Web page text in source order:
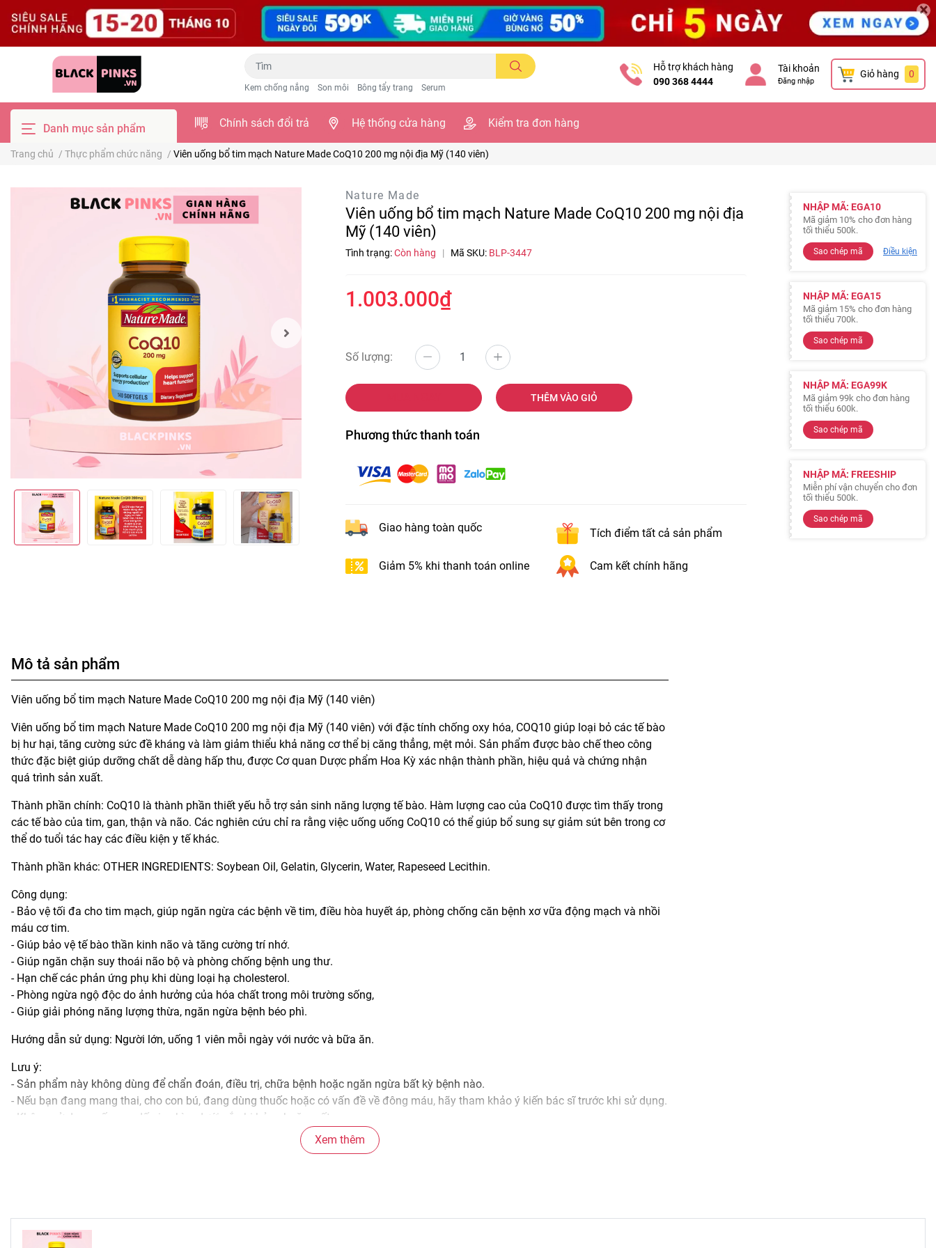
×
Kem chống nắng Son môi Bông tẩy trang Serum
Hỗ trợ khách hàng
090 368 4444
Tài khoản
Đăng nhập
Giỏ hàng 0
Danh mục sản phẩm Chính sách đổi trả Hệ thống cửa hàng Kiểm tra đơn hàng
Trang chủ / Thực phẩm chức năng / Viên uống bổ tim mạch Nature Made CoQ10 200 mg nội địa Mỹ (140 viên)
Nature Made
Viên uống bổ tim mạch Nature Made CoQ10 200 mg nội địa
Mỹ (140 viên)
Tình trạng:Còn hàng | Mã SKU: BLP-3447
1.003.000₫
Số lượng:
THÊM VÀO GIỎ
Phương thức thanh toán
Giao hàng toàn quốc Tích điểm tất cả sản phẩm
Giảm 5% khi thanh toán online Cam kết chính hãng
NHẬP MÃ: EGA10
Mã giảm 10% cho đơn hàng
tối thiểu 500k.
Sao chép mã Điều kiện
NHẬP MÃ: EGA15
Mã giảm 15% cho đơn hàng
tối thiểu 700k.
Sao chép mã
NHẬP MÃ: EGA99K
Mã giảm 99k cho đơn hàng
tối thiểu 600k.
Sao chép mã
NHẬP MÃ: FREESHIP
Miễn phí vận chuyển cho đơn
tối thiểu 500k.
Sao chép mã
Mô tả sản phẩm
Viên uống bổ tim mạch Nature Made CoQ10 200 mg nội địa Mỹ (140 viên)
Viên uống bổ tim mạch Nature Made CoQ10 200 mg nội địa Mỹ (140 viên) với đặc tính chống oxy hóa, COQ10 giúp loại bỏ các tế bào
bị hư hại, tăng cường sức đề kháng và làm giảm thiểu khả năng cơ thể bị căng thẳng, mệt mỏi. Sản phẩm được bào chế theo công
thức đặc biệt giúp dưỡng chất dễ dàng hấp thu, được Cơ quan Dược phẩm Hoa Kỳ xác nhận thành phần, hiệu quả và chứng nhận
quá trình sản xuất.
Thành phần chính: CoQ10 là thành phần thiết yếu hỗ trợ sản sinh năng lượng tế bào. Hàm lượng cao của CoQ10 được tìm thấy trong
các tế bào của tim, gan, thận và não. Các nghiên cứu chỉ ra rằng việc uống uống CoQ10 có thể giúp bổ sung sự giảm sút bên trong cơ
thể do tuổi tác hay các điều kiện y tế khác.
Thành phần khác: OTHER INGREDIENTS: Soybean Oil, Gelatin, Glycerin, Water, Rapeseed Lecithin.
Công dụng:
- Bảo vệ tối đa cho tim mạch, giúp ngăn ngừa các bệnh về tim, điều hòa huyết áp, phòng chống căn bệnh xơ vữa động mạch và nhồi
máu cơ tim.
- Giúp bảo vệ tế bào thần kinh não và tăng cường trí nhớ.
- Giúp ngăn chặn suy thoái não bộ và phòng chống bệnh ung thư.
- Hạn chế các phản ứng phụ khi dùng loại hạ cholesterol.
- Phòng ngừa ngộ độc do ảnh hưởng của hóa chất trong môi trường sống,
- Giúp giải phóng năng lượng thừa, ngăn ngừa bệnh béo phì.
Hướng dẫn sử dụng: Người lớn, uống 1 viên mỗi ngày với nước và bữa ăn.
Lưu ý:
- Sản phẩm này không dùng để chẩn đoán, điều trị, chữa bệnh hoặc ngăn ngừa bất kỳ bệnh nào.
- Nếu bạn đang mang thai, cho con bú, đang dùng thuốc hoặc có vấn đề về đông máu, hãy tham khảo ý kiến ​​bác sĩ trước khi sử dụng.
- Không sử dụng nếu con dấu in chìm dưới nắp bị hỏng hoặc mất.
- Một số loại thuốc statin có thể làm giảm mức CoQ10 trong cơ thể. Nature Made CoQ10 có thể giúp bổ sung chất dinh dưỡng quan
- Bảo quản nơi khô ráo, thoáng mát.
Xem thêm